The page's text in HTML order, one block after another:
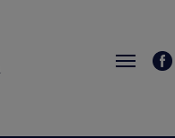
06-04 16:30